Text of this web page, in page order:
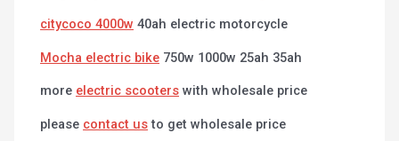
citycoco 4000w 40ah electric motorcycle
Mocha electric bike 750w 1000w 25ah 35ah
more electric scooters with wholesale price
please contact usto get wholesale price